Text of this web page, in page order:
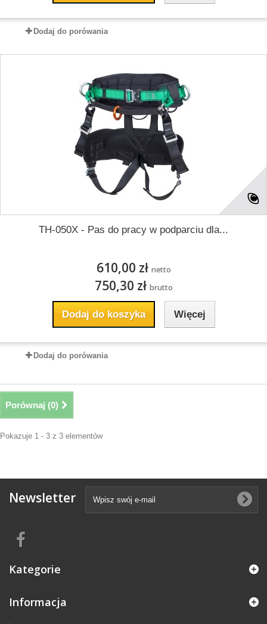
Dodaj do porówania
TH-050X - Pas do pracy w podparciu dla...
610,00 zł netto
750,30 zł brutto
Dodaj do koszyka Więcej
Dodaj do porówania
Porównaj (0)
Pokazuje 1 - 3 z 3 elementów
Newsletter
Kategorie
Informacja
.